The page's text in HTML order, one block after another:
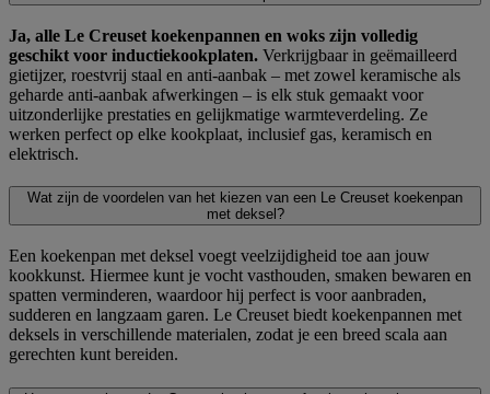
Ja, alle Le Creuset koekenpannen en woks zijn volledig
geschikt voor inductiekookplaten. Verkrijgbaar in geëmailleerd
gietijzer, roestvrij staal en anti-aanbak – met zowel keramische als
geharde anti-aanbak afwerkingen – is elk stuk gemaakt voor
uitzonderlijke prestaties en gelijkmatige warmteverdeling. Ze
werken perfect op elke kookplaat, inclusief gas, keramisch en
elektrisch.
Wat zijn de voordelen van het kiezen van een Le Creuset koekenpan
met deksel?
Een koekenpan met deksel voegt veelzijdigheid toe aan jouw
kookkunst. Hiermee kunt je vocht vasthouden, smaken bewaren en
spatten verminderen, waardoor hij perfect is voor aanbraden,
sudderen en langzaam garen. Le Creuset biedt koekenpannen met
deksels in verschillende materialen, zodat je een breed scala aan
gerechten kunt bereiden.